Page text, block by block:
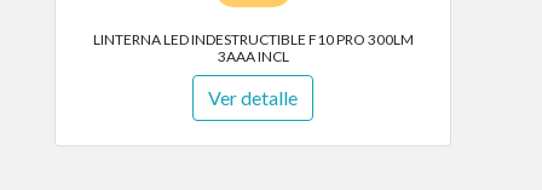
LINTERNA LED INDESTRUCTIBLE F10 PRO 300LM
3AAA INCL
Ver detalle